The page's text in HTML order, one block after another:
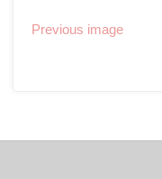
Previous image